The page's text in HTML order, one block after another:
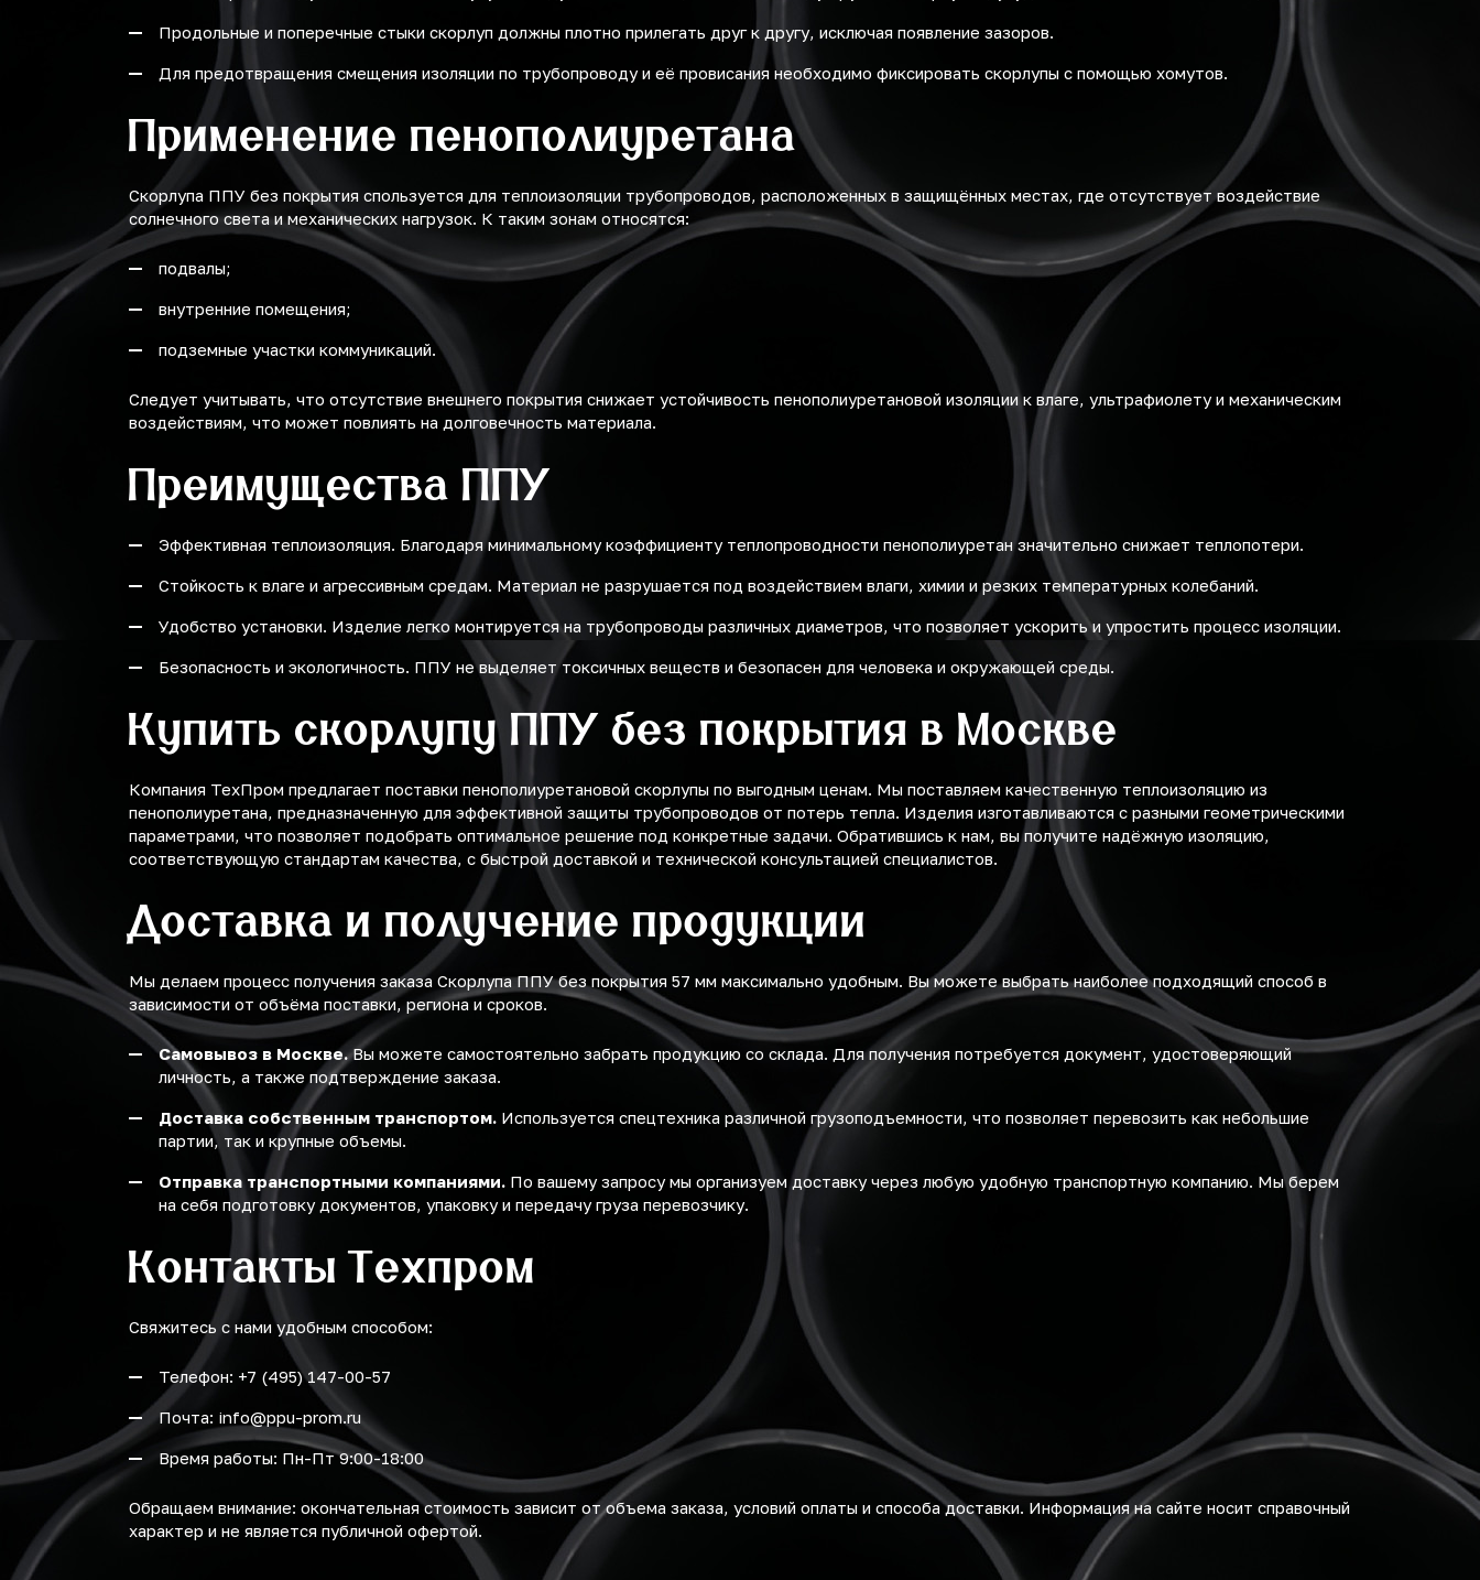
Продольные и поперечные стыки скорлуп должны плотно прилегать друг к другу, исключая появление зазоров.
Для предотвращения смещения изоляции по трубопроводу и её провисания необходимо фиксировать скорлупы с помощью хомутов.
Применение пенополиуретана
Скорлупа ППУ без покрытия спользуется для теплоизоляции трубопроводов, расположенных в защищённых местах, где отсутствует воздействие
солнечного света и механических нагрузок. К таким зонам относятся:
подвалы;
внутренние помещения;
подземные участки коммуникаций.
Следует учитывать, что отсутствие внешнего покрытия снижает устойчивость пенополиуретановой изоляции к влаге, ультрафиолету и механическим
воздействиям, что может повлиять на долговечность материала.
Преимущества ППУ
Эффективная теплоизоляция. Благодаря минимальному коэффициенту теплопроводности пенополиуретан значительно снижает теплопотери.
Стойкость к влаге и агрессивным средам. Материал не разрушается под воздействием влаги, химии и резких температурных колебаний.
Удобство установки. Изделие легко монтируется на трубопроводы различных диаметров, что позволяет ускорить и упростить процесс изоляции.
Безопасность и экологичность. ППУ не выделяет токсичных веществ и безопасен для человека и окружающей среды.
Купить скорлупу ППУ без покрытия в Москве
Компания ТехПром предлагает поставки пенополиуретановой скорлупы по выгодным ценам. Мы поставляем качественную теплоизоляцию из
пенополиуретана, предназначенную для эффективной защиты трубопроводов от потерь тепла. Изделия изготавливаются с разными геометрическими
параметрами, что позволяет подобрать оптимальное решение под конкретные задачи. Обратившись к нам, вы получите надёжную изоляцию,
соответствующую стандартам качества, с быстрой доставкой и технической консультацией специалистов.
Доставка и получение продукции
Мы делаем процесс получения заказа Скорлупа ППУ без покрытия 57 мм максимально удобным. Вы можете выбрать наиболее подходящий способ в
зависимости от объёма поставки, региона и сроков.
Самовывоз в Москве.Вы можете самостоятельно забрать продукцию со склада. Для получения потребуется документ, удостоверяющий
личность, а также подтверждение заказа.
Доставка собственным транспортом. Используется спецтехника различной грузоподъемности, что позволяет перевозить как небольшие
партии, так и крупные объемы.
Отправка транспортными компаниями. По вашему запросу мы организуем доставку через любую удобную транспортную компанию. Мы берем
на себя подготовку документов, упаковку и передачу груза перевозчику.
Контакты Техпром
Свяжитесь с нами удобным способом:
Телефон: +7 (495) 147-00-57
Почта: info@ppu-prom.ru
Время работы: Пн-Пт 9:00-18:00
Обращаем внимание: окончательная стоимость зависит от объема заказа, условий оплаты и способа доставки. Информация на сайте носит справочный
характер и не является публичной офертой.